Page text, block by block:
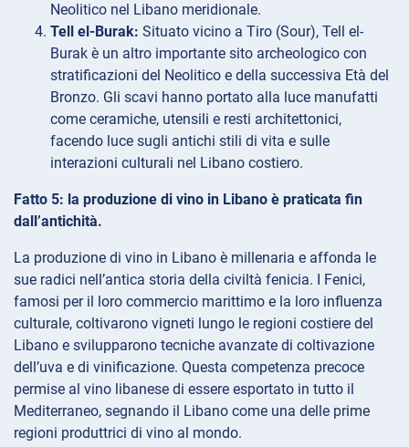
Neolitico nel Libano meridionale.
Tell el-Burak: Situato vicino a Tiro (Sour), Tell el-
Burak è un altro importante sito archeologico con
stratificazioni del Neolitico e della successiva Età del
Bronzo. Gli scavi hanno portato alla luce manufatti
come ceramiche, utensili e resti architettonici,
facendo luce sugli antichi stili di vita e sulle
interazioni culturali nel Libano costiero.
Fatto 5: la produzione di vino in Libano è praticata fin
dall’antichità.
La produzione di vino in Libano è millenaria e affonda le
sue radici nell’antica storia della civiltà fenicia. I Fenici,
famosi per il loro commercio marittimo e la loro influenza
culturale, coltivarono vigneti lungo le regioni costiere del
Libano e svilupparono tecniche avanzate di coltivazione
dell’uva e di vinificazione. Questa competenza precoce
permise al vino libanese di essere esportato in tutto il
Mediterraneo, segnando il Libano come una delle prime
regioni produttrici di vino al mondo.